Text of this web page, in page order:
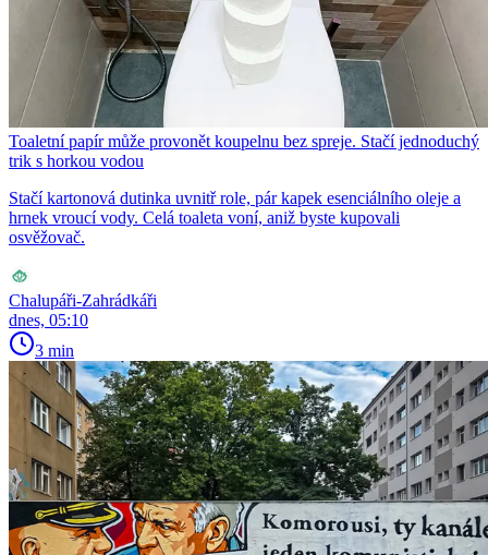
Toaletní papír může provonět koupelnu bez spreje. Stačí jednoduchý
trik s horkou vodou
Stačí kartonová dutinka uvnitř role, pár kapek esenciálního oleje a
hrnek vroucí vody. Celá toaleta voní, aniž byste kupovali
osvěžovač.
Chalupáři-Zahrádkáři
dnes, 05:10
3 min